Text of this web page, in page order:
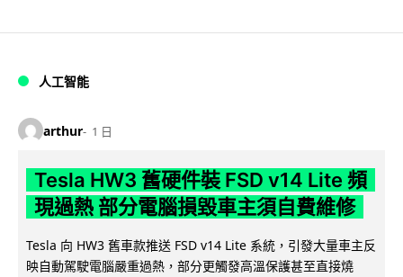
人工智能
arthur 1 日
Tesla HW3 舊硬件裝 FSD v14 Lite 頻
現過熱 部分電腦損毀車主須自費維修
Tesla 向 HW3 舊車款推送 FSD v14 Lite 系統，引發大量車主反
映自動駕駛電腦嚴重過熱，部分更觸發高溫保護甚至直接燒